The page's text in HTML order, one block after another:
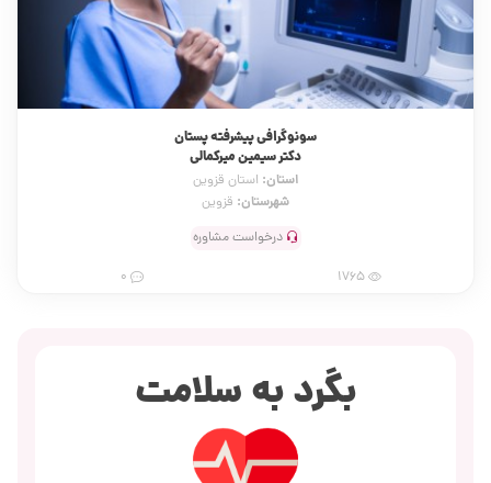
سونوگرافی پیشرفته پستان
دکتر سیمین میرکمالی
استان: استان قزوین
شهرستان: قزوین
درخواست مشاوره
بگرد به سلامت